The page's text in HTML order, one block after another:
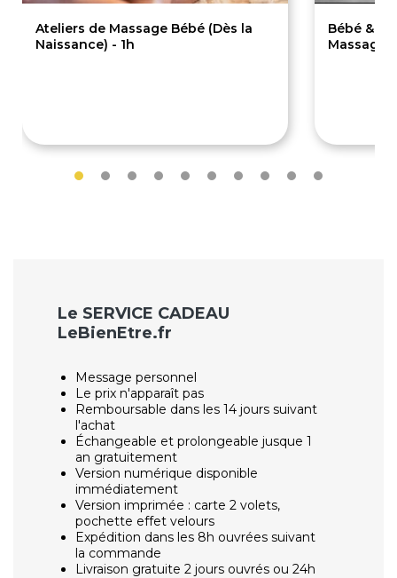
Ateliers de Massage Bébé (Dès la
Naissance) - 1h
Bébé &
Massage
Le SERVICE CADEAU
LeBienEtre.fr
Message personnel
Le prix n'apparaît pas
Remboursable dans les 14 jours suivant
l'achat
Échangeable et prolongeable jusque 1
an gratuitement
Version numérique disponible
immédiatement
Version imprimée : carte 2 volets,
pochette effet velours
Expédition dans les 8h ouvrées suivant
la commande
Livraison gratuite 2 jours ouvrés ou 24h